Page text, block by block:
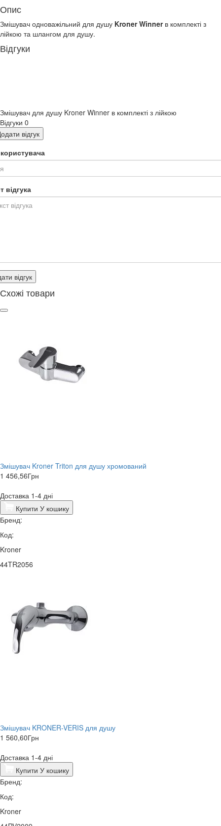
Опис
Змішувач одноважільний для душу Kroner Winner в комплекті з
лійкою та шлангом для душу.
Відгуки
Змішувач для душу Kroner Winner в комплекті з лійкою
Відгуки 0
відгук
відгука
відгук
Схожі товари
Змішувач Kroner Triton для душу хромований
1 456,56Грн
Доставка 1-4 дні
Купити У кошику
Бренд:
Код:
Kroner
44TR2056
Змішувач KRONER-VERIS для душу
1 560,60Грн
Доставка 1-4 дні
Купити У кошику
Бренд:
Код:
Kroner